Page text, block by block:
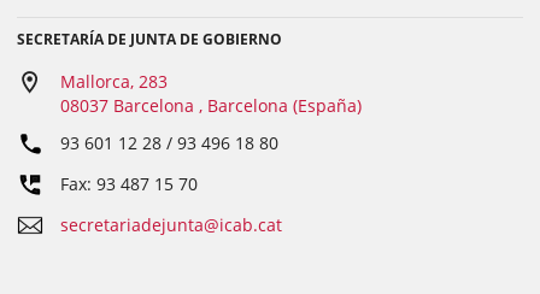
SECRETARÍA DE JUNTA DE GOBIERNO
Mallorca, 283
08037 Barcelona , Barcelona (España)
93 601 12 28 / 93 496 18 80
Fax: 93 487 15 70
secretariadejunta@icab.cat